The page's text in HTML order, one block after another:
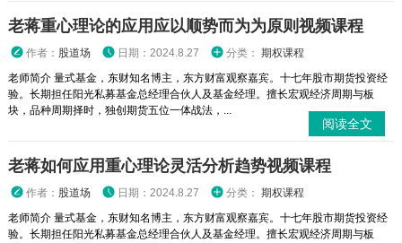
老蒋重心理论的应用应以顺势而为为原则视频课程
作者： 股道场 日期：2024.8.27 分类： 期权课程
老师简介 量式基金，东财知名博主，东方财富观察嘉宾。十七年股市期货投资经
验。长期担任阳光私募基金总经理合伙人及基金经理。擅长宏观经济周期与板
块，品种周期择时，独创期货五位一体战法，...
阅读全文
老蒋如何应用重心理论灵活分析趋势视频课程
作者： 股道场 日期：2024.8.27 分类： 期权课程
老师简介 量式基金，东财知名博主，东方财富观察嘉宾。十七年股市期货投资经
验。长期担任阳光私募基金总经理合伙人及基金经理。擅长宏观经济周期与板